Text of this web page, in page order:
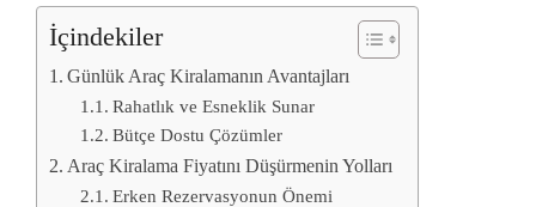
İçindekiler
Günlük Araç Kiralamanın Avantajları
Rahatlık ve Esneklik Sunar
Bütçe Dostu Çözümler
Araç Kiralama Fiyatını Düşürmenin Yolları
Erken Rezervasyonun Önemi